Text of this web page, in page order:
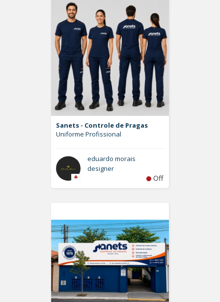
Sanets - Controle de Pragas
Uniforme Profissional
eduardo morais
designer
Off